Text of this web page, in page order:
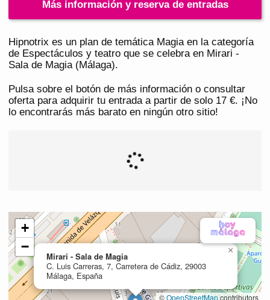
Más información y reserva de entradas
Hipnotrix es un plan de temática Magia en la categoría
de Espectáculos y teatro que se celebra en Mirari -
Sala de Magia (Málaga).
Pulsa sobre el botón de más información o consultar
oferta para adquirir tu entrada a partir de solo 17 €. ¡No
lo encontrarás más barato en ningún otro sitio!